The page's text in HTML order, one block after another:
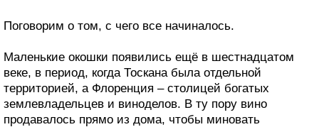
Поговорим о том, с чего все начиналось.
Маленькие окошки появились ещё в шестнадцатом
веке, в период, когда Тоскана была отдельной
территорией, а Флоренция – столицей богатых
землевладельцев и виноделов. В ту пору вино
продавалось прямо из дома, чтобы миновать